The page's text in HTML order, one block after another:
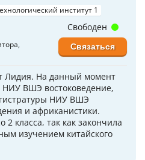
институт 1
Лидия. На данный момент
НИУ ВШЭ востоковедение,
НИУ ВШЭ
и африканистики.
класса, так как закончила
изучением китайского
Свободен
Связаться